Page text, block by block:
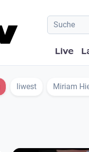
Live
liwest Miriam